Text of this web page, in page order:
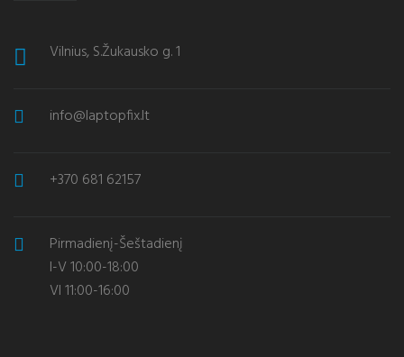
Vilnius, S.Žukausko g. 1
info@laptopfix.lt
+370 681 62157
Pirmadienį-Šeštadienį
I-V 10:00-18:00
VI 11:00-16:00